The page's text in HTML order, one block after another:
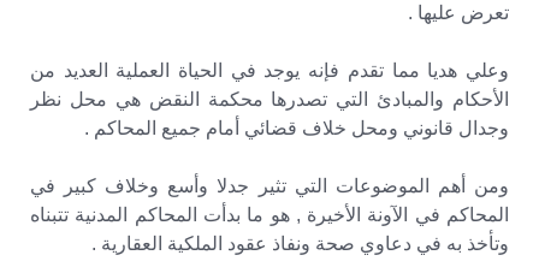
تعرض عليها .
وعلي هديا مما تقدم فإنه يوجد في الحياة العملية العديد من
الأحكام والمبادئ التي تصدرها محكمة النقض هي محل نظر
وجدال قانوني ومحل خلاف قضائي أمام جميع المحاكم .
ومن أهم الموضوعات التي تثير جدلا وأسع وخلاف كبير في
المحاكم في الآونة الأخيرة , هو ما بدأت المحاكم المدنية تتبناه
وتأخذ به في دعاوي صحة ونفاذ عقود الملكية العقارية .